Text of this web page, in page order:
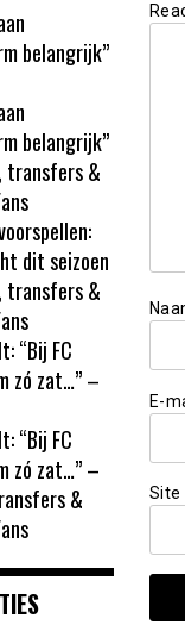
E-
Site
belangrijk”
belangrijk”
transfers &
dit seizoen
transfers &
“Bij FC
zó zat…” –
“Bij FC
zó zat…” –
&